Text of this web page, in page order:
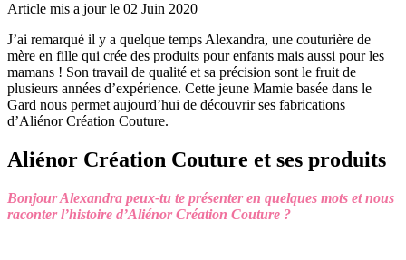
Article mis a jour le 02 Juin 2020
J’ai remarqué il y a quelque temps Alexandra, une couturière de
mère en fille qui crée des produits pour enfants mais aussi pour les
mamans ! Son travail de qualité et sa précision sont le fruit de
plusieurs années d’expérience. Cette jeune Mamie basée dans le
Gard nous permet aujourd’hui de découvrir ses fabrications
d’Aliénor Création Couture.
Aliénor Création Couture et ses produits
Bonjour Alexandra peux-tu te présenter en quelques mots et nous
raconter l’histoire d’Aliénor Création Couture ?